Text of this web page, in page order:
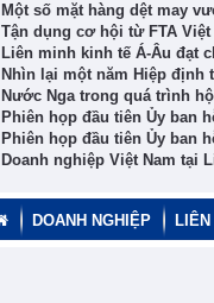
Một số mặt hàng dệt may
Tận dụng cơ hội từ FTA Việt
Liên minh kinh tế Á-Âu đạt
Nhìn lại một năm Hiệp
Nước Nga trong quá trình
Phiên họp đầu tiên Ủy ban
Phiên họp đầu tiên Ủy ban
Doanh nghiệp Việt Nam tại
DOANH NGHIỆP